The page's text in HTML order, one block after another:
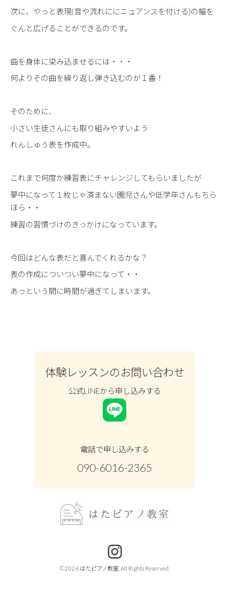
次に、やっと表現(音や流れににニュアンスを付ける)の幅を
ぐんと広げることができるのです。
曲を身体に染み込ませるには・・・
何よりその曲を繰り返し弾き込むのが１番！
そのために、
小さい生徒さんにも取り組みやすいよう
れんしゅう表を作成中。
これまで何度か練習表にチャレンジしてもらいましたが
夢中になって１枚じゃ済まない園児さんや低学年さんもちら
ほら・・
練習の習慣づけのきっかけになっています。
今回はどんな表だと喜んでくれるかな？
表の作成についつい夢中になって・・
あっという間に時間が過ぎてしまいます。
体験レッスンのお問い合わせ
公式LINEから申し込みする
電話で申し込みする
090-6016-2365
©2026 はたピアノ教室. All Rights Reserved.